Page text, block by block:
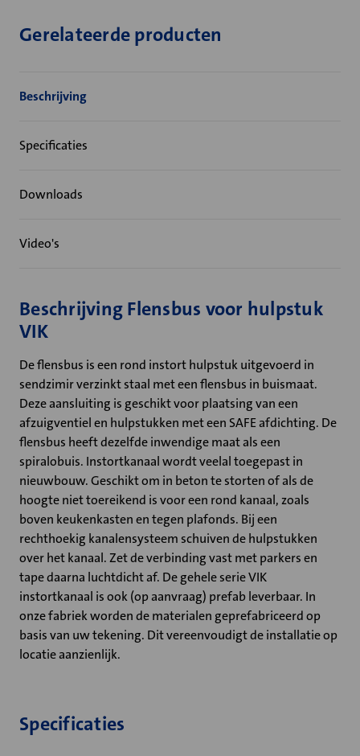
Gerelateerde producten
Beschrijving
Specificaties
Downloads
Video's
Beschrijving Flensbus voor hulpstuk
VIK
De flensbus is een rond instort hulpstuk uitgevoerd in
sendzimir verzinkt staal met een flensbus in buismaat.
Deze aansluiting is geschikt voor plaatsing van een
afzuigventiel en hulpstukken met een SAFE afdichting. De
flensbus heeft dezelfde inwendige maat als een
spiralobuis. Instortkanaal wordt veelal toegepast in
nieuwbouw. Geschikt om in beton te storten of als de
hoogte niet toereikend is voor een rond kanaal, zoals
boven keukenkasten en tegen plafonds. Bij een
rechthoekig kanalensysteem schuiven de hulpstukken
over het kanaal. Zet de verbinding vast met parkers en
tape daarna luchtdicht af. De gehele serie VIK
instortkanaal is ook (op aanvraag) prefab leverbaar. In
onze fabriek worden de materialen geprefabriceerd op
basis van uw tekening. Dit vereenvoudigt de installatie op
locatie aanzienlijk.
Specificaties